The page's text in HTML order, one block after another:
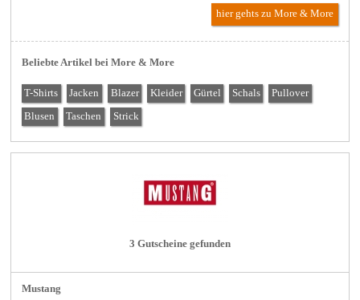
hier gehts zu More & More
Beliebte Artikel bei More & More
T-Shirts Jacken Blazer Kleider Gürtel Schals Pullover
Blusen Taschen Strick
3 Gutscheine gefunden
Mustang